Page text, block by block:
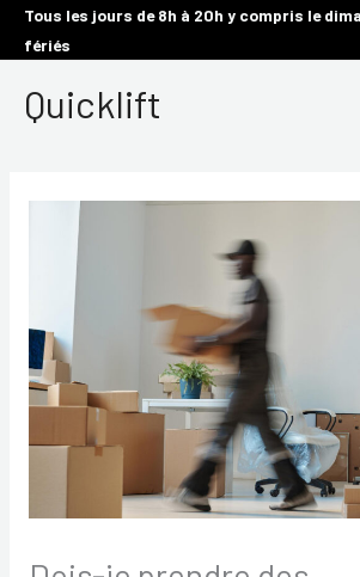
AllerTous les jours de 8h à 20h y compris le
fériés
Quicklift